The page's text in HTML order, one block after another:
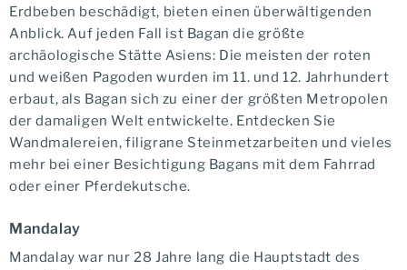
Erdbeben beschädigt, bieten einen überwältigenden
Anblick. Auf jeden Fall ist Bagan die größte
archäologische Stätte Asiens: Die meisten der roten
und weißen Pagoden wurden im 11. und 12. Jahrhundert
erbaut, als Bagan sich zu einer der größten Metropolen
der damaligen Welt entwickelte. Entdecken Sie
Wandmalereien, filigrane Steinmetzarbeiten und vieles
mehr bei einer Besichtigung Bagans mit dem Fahrrad
oder einer Pferdekutsche.
Mandalay
Mandalay war nur 28 Jahre lang die Hauptstadt des